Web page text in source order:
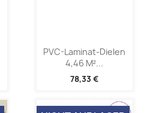
PVC-Laminat-Dielen
4,46 M²...
78,33 €